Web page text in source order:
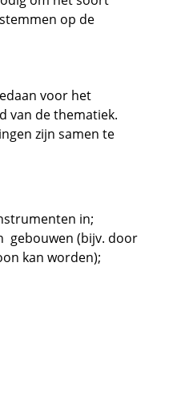
op de
voor het
van de thematiek.
zijn samen te
in;
gebouwen (bijv. door
kan worden);